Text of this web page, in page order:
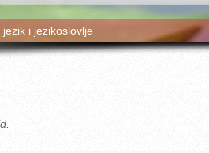
i jezikoslovlje